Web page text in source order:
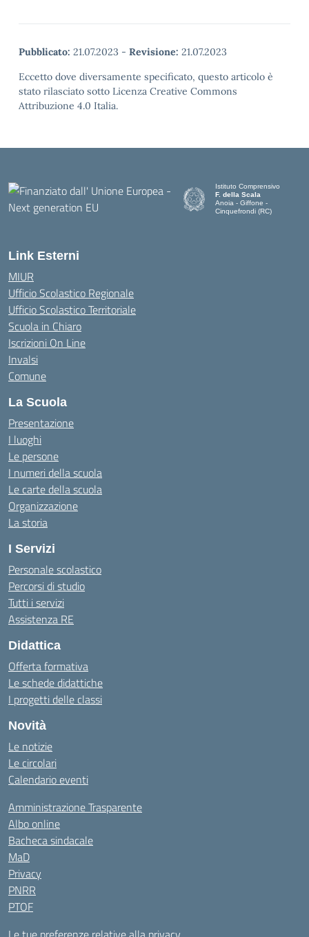
Pubblicato: 21.07.2023 - Revisione: 21.07.2023
Eccetto dove diversamente specificato, questo articolo è
stato rilasciato sotto Licenza Creative Commons
Attribuzione 4.0 Italia.
Istituto Comprensivo
F. della Scala
Anoia - Giffone -
Cinquefrondi (RC)
Link Esterni
MIUR
Ufficio Scolastico Regionale
Ufficio Scolastico Territoriale
Scuola in Chiaro
Iscrizioni On Line
Invalsi
Comune
La Scuola
Presentazione
I luoghi
Le persone
I numeri della scuola
Le carte della scuola
Organizzazione
La storia
I Servizi
Personale scolastico
Percorsi di studio
Tutti i servizi
Assistenza RE
Didattica
Offerta formativa
Le schede didattiche
I progetti delle classi
Novità
Le notizie
Le circolari
Calendario eventi
Amministrazione Trasparente
Albo online
Bacheca sindacale
MaD
Privacy
PNRR
PTOF